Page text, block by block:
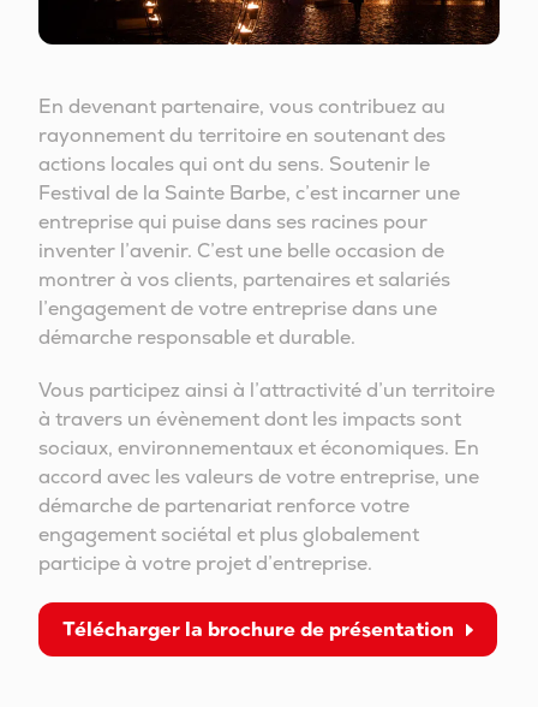
En devenant partenaire, vous contribuez au
rayonnement du territoire en soutenant des
actions locales qui ont du sens. Soutenir le
Festival de la Sainte Barbe, c’est incarner une
entreprise qui puise dans ses racines pour
inventer l’avenir. C’est une belle occasion de
montrer à vos clients, partenaires et salariés
l’engagement de votre entreprise dans une
démarche responsable et durable.
Vous participez ainsi à l’attractivité d’un territoire
à travers un évènement dont les impacts sont
sociaux, environnementaux et économiques. En
accord avec les valeurs de votre entreprise, une
démarche de partenariat renforce votre
engagement sociétal et plus globalement
participe à votre projet d’entreprise.
Télécharger la brochure de présentation